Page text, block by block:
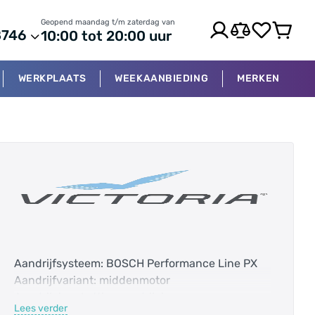
Geopend maandag t/m zaterdag van
10:00 tot 20:00 uur
WERKPLAATS WEEKAANBIEDING MERKEN
Aandrijfsysteem: BOSCH Performance Line PX
Aandrijfvariant: middenmotor
Lees verder